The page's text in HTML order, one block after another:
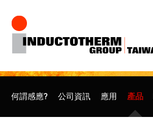
要
何謂感應? 公司資訊 應用 產品